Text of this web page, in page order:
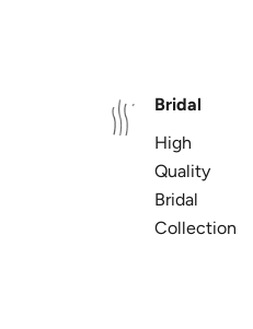
Bridal
High
Quality
Bridal
Collection